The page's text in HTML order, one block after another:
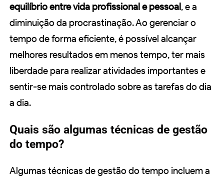
equilíbrio entre vida profissional e pessoal, e a
diminuição da procrastinação. Ao gerenciar o
tempo de forma eficiente, é possível alcançar
melhores resultados em menos tempo, ter mais
liberdade para realizar atividades importantes e
sentir-se mais controlado sobre as tarefas do dia
a dia.
Quais são algumas técnicas de gestão
do tempo?
Algumas técnicas de gestão do tempo incluem a